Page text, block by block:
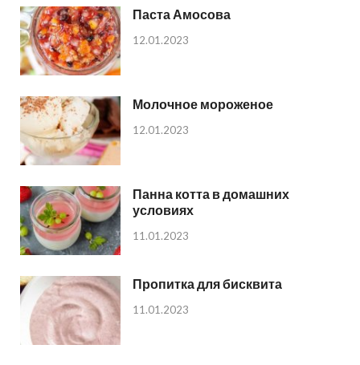
Паста Амосова
12.01.2023
Молочное мороженое
12.01.2023
Панна котта в домашних
условиях
11.01.2023
Пропитка для бисквита
11.01.2023